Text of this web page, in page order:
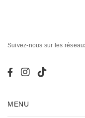
Suivez-nous sur les
MENU